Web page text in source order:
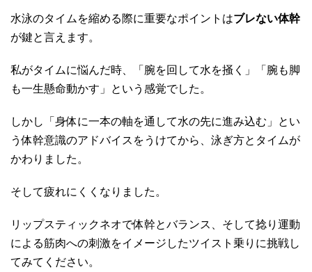
水泳のタイムを縮める際に重要なポイントはブレない体幹
が鍵と言えます。
私がタイムに悩んだ時、「腕を回して水を掻く」「腕も脚
も一生懸命動かす」という感覚でした。
しかし「身体に一本の軸を通して水の先に進み込む」とい
う体幹意識のアドバイスをうけてから、泳ぎ方とタイムが
かわりました。
そして疲れにくくなりました。
リップスティックネオで体幹とバランス、そして捻り運動
による筋肉への刺激をイメージしたツイスト乗りに挑戦し
てみてください。